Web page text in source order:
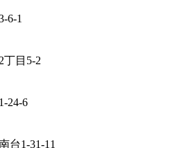
6-1
丁目5-2
24-6
台1-31-11